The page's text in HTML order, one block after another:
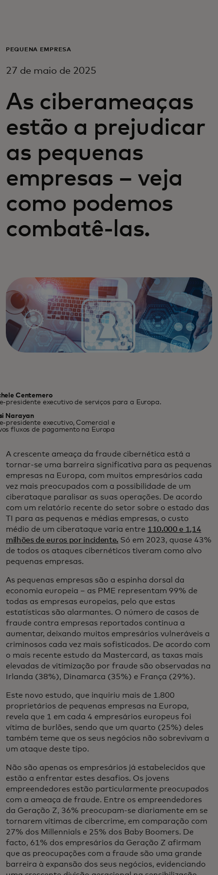
Para empresas
Para inovadores
Notícias e tendências
PEQUENA EMPRESA
27 de maio de 2025
As ciberameaças
estão a prejudicar
as pequenas
empresas – veja
como podemos
combatê-las.
Centemero
presidente executivo de serviços para a Europa.
Narayan
presidente executivo, Comercial e
fluxos de pagamento na Europa
A crescente ameaça da fraude cibernética está a
tornar-se uma barreira significativa para as pequenas
empresas na Europa, com muitos empresários cada
vez mais preocupados com a possibilidade de um
ciberataque paralisar as suas operações. De acordo
com um relatório recente do setor sobre o estado das
TI para as pequenas e médias empresas, o custo
médio de um ciberataque varia entre 110.000 e 1,14
milhões de euros por incidente. Só em 2023, quase 43%
de todos os ataques cibernéticos tiveram como alvo
pequenas empresas.
As pequenas empresas são a espinha dorsal da
economia europeia – as PME representam 99% de
todas as empresas europeias, pelo que estas
estatísticas são alarmantes. O número de casos de
fraude contra empresas reportados continua a
aumentar, deixando muitos empresários vulneráveis a
criminosos cada vez mais sofisticados. De acordo com
o mais recente estudo da Mastercard, as taxas mais
elevadas de vitimização por fraude são observadas na
Irlanda (38%), Dinamarca (35%) e França (29%).
Este novo estudo, que inquiriu mais de 1.800
proprietários de pequenas empresas na Europa,
revela que 1 em cada 4 empresários europeus foi
vítima de burlões, sendo que um quarto (25%) deles
também teme que os seus negócios não sobrevivam a
um ataque deste tipo.
Não são apenas os empresários já estabelecidos que
estão a enfrentar estes desafios. Os jovens
empreendedores estão particularmente preocupados
com a ameaça de fraude. Entre os empreendedores
da Geração Z, 36% preocupam-se diariamente em se
tornarem vítimas de cibercrime, em comparação com
27% dos Millennials e 25% dos Baby Boomers. De
facto, 61% dos empresários da Geração Z afirmam
que as preocupações com a fraude são uma grande
barreira à expansão dos seus negócios, evidenciando